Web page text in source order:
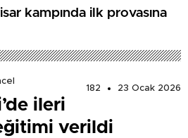
kampında ilk provasına
182
23 Ocak 2026
ileri
verildi